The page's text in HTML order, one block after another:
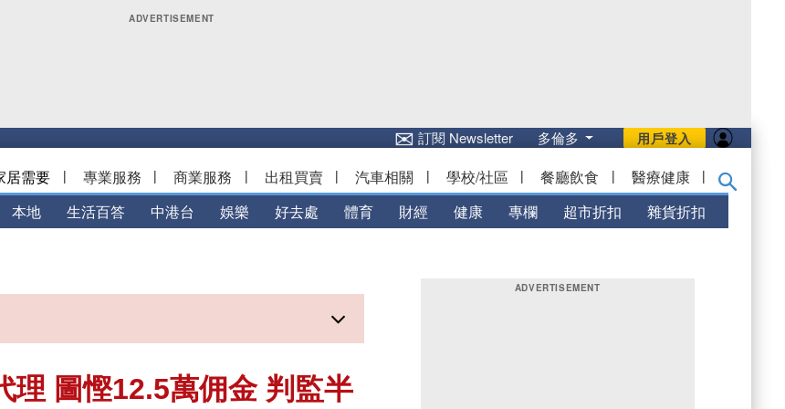
用戶登入
✉訂閱 Newsletter 多倫多
居需要 | 專業服務 | 商業服務 | 出租買賣 | 汽車相關 | 學校/社區 | 餐廳飲食 | 醫療健康 |
本地 生活百答 中港台 娛樂 好去處 體育 財經 健康 專欄 超市折扣 雜貨折扣
理 圖慳12.5萬佣金 判監半